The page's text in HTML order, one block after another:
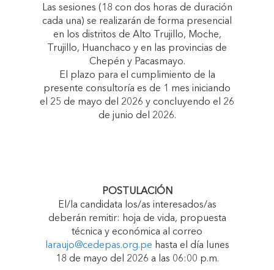
Las sesiones (18 con dos horas de duración
cada una) se realizarán de forma presencial
en los distritos de Alto Trujillo, Moche,
Trujillo, Huanchaco y en las provincias de
Chepén y Pacasmayo.
El plazo para el cumplimiento de la
presente consultoría es de 1 mes iniciando
el 25 de mayo del 2026 y concluyendo el 26
de junio del 2026.
POSTULACIÓN
El/la candidata los/as interesados/as
deberán remitir: hoja de vida, propuesta
técnica y económica al correo
laraujo@cedepas.org.pe hasta el día lunes
18 de mayo del 2026 a las 06:00 p.m.